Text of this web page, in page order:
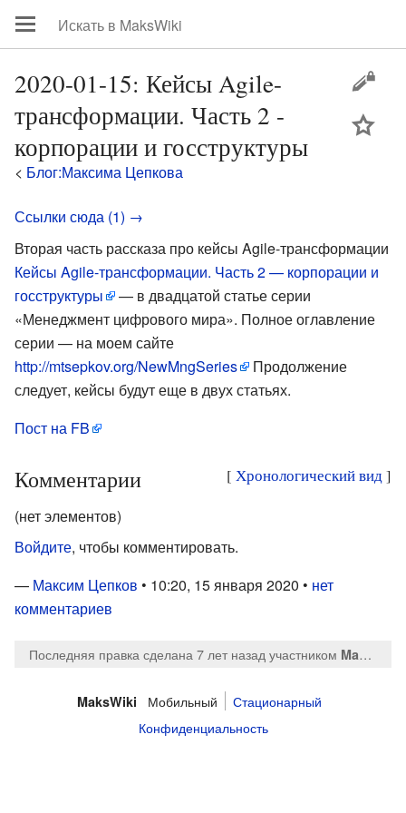
2020-01-15: Кейсы Agile-
трансформации. Часть 2 -
корпорации и госструктуры
< Блог:Максима Цепкова
Ссылки сюда (1) →
Вторая часть рассказа про кейсы Agile-трансформации
Кейсы Agile-трансформации. Часть 2 — корпорации и
госструктуры
— в двадцатой статье серии
«Менеджмент цифрового мира». Полное оглавление
серии — на моем сайте
http://mtsepkov.org/NewMngSeries
Продолжение
следует, кейсы будут еще в двух статьях.
Пост на FB
[ Хронологический вид]
Комментарии
(нет элементов)
Войдите, чтобы комментировать.
— Максим Цепков • 10:20, 15 января 2020 • нет
комментариев
Последняя правка сделана 7 лет назад участником MaksTsepkov
MaksWiki Мобильный
Стационарный
Конфиденциальность